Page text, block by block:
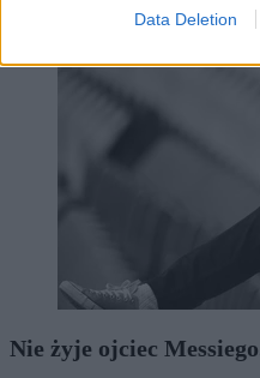
Data Deletion
Nie żyje ojciec